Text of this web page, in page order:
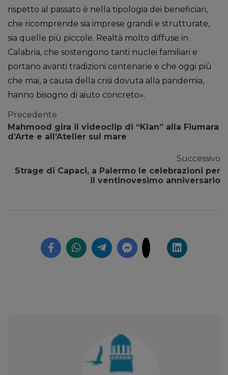
rispetto al passato è nella tipologia dei beneficiari,
che ricomprende sia imprese grandi e strutturate,
sia quelle più piccole. Realtà molto diffuse in
Calabria, che sostengono tanti nuclei familiari e
portano avanti tradizioni centenarie e che oggi più
che mai, a causa della crisi dovuta alla pandemia,
hanno bisogno di aiuto concreto».
Precedente
Mahmood gira il videoclip di “Klan” alla Fiumara
d’Arte e all’Atelier sul mare
Successivo
Strage di Capaci, a Palermo le celebrazioni per
il ventinovesimo anniversario